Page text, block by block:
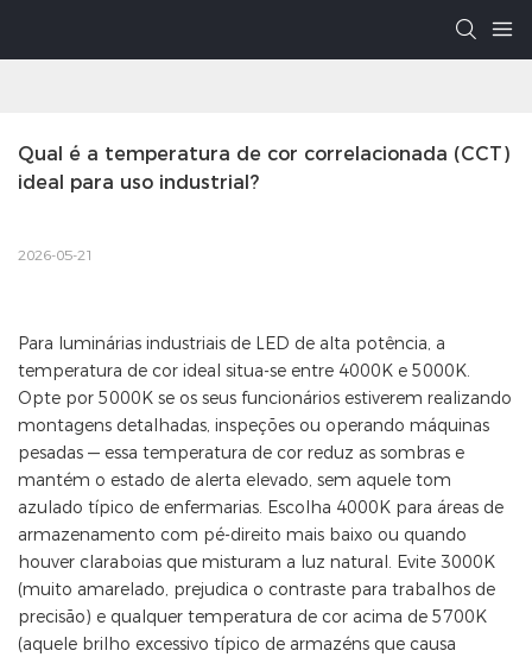
Qual é a temperatura de cor correlacionada (CCT)
ideal para uso industrial?
2026-05-21
Para luminárias industriais de LED de alta potência, a
temperatura de cor ideal situa-se entre 4000K e 5000K.
Opte por 5000K se os seus funcionários estiverem realizando
montagens detalhadas, inspeções ou operando máquinas
pesadas — essa temperatura de cor reduz as sombras e
mantém o estado de alerta elevado, sem aquele tom
azulado típico de enfermarias. Escolha 4000K para áreas de
armazenamento com pé-direito mais baixo ou quando
houver claraboias que misturam a luz natural. Evite 3000K
(muito amarelado, prejudica o contraste para trabalhos de
precisão) e qualquer temperatura de cor acima de 5700K
(aquele brilho excessivo típico de armazéns que causa